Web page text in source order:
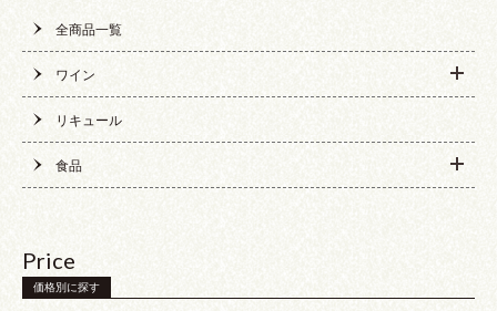
全商品一覧
ワイン
リキュール
食品
Price
価格別に探す